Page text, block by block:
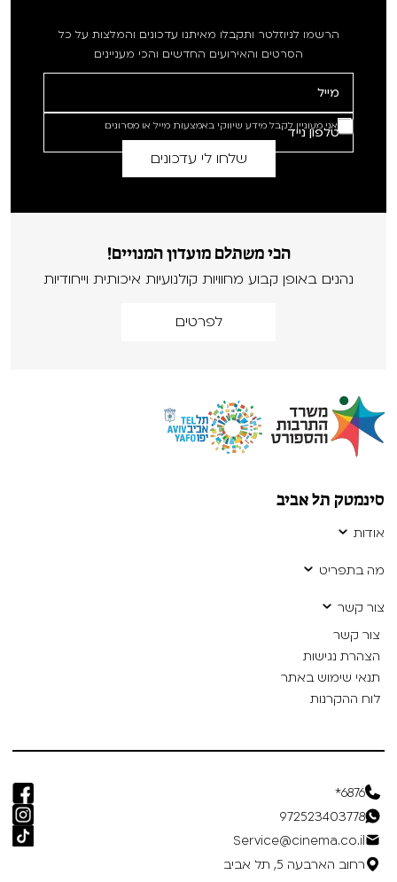
הרשמו לניוזלטר ותקבלו מאיתנו עדכונים והמלצות על כל
הסרטים והאירועים החדשים והכי מעניינים
אני מעוניין לקבל מידע שיווקי באמצעות מייל או מסרונים
הכי משתלם מועדון המנויים!
נהנים באופן קבוע מחוויות קולנועיות איכותית וייחודיות
לפרטים
סינמטק תל אביב
אודות
מה בתפריט
צור קשר
צור קשר
הצהרת נגישות
תנאי שימוש באתר
לוח ההקרנות
6876*
972523403778
Service@cinema.co.il
רחוב הארבעה 5, תל אביב